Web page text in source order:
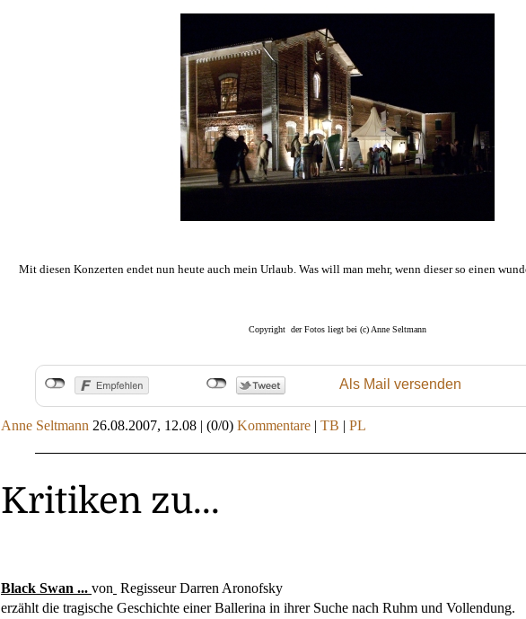
Mit diesen Konzerten endet nun heute auch mein Urlaub. Was will man mehr, wenn dieser so einen
Copyright der Fotos liegt bei (c) Anne Seltmann
Als Mail versenden
Anne Seltmann 26.08.2007, 12.08 | (0/0) Kommentare | TB | PL
Kritiken zu...
Black Swan ... von Regisseur Darren Aronofsky
erzählt die tragische Geschichte einer Ballerina in ihrer Suche nach Ruhm und Vollendung.